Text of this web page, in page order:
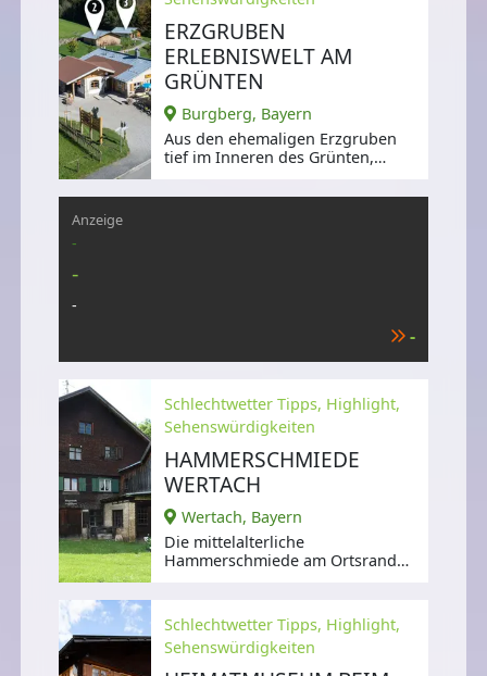
ERZGRUBEN
ERLEBNISWELT AM
GRÜNTEN
Burgberg, Bayern
Aus den ehemaligen Erzgruben
tief im Inneren des Grünten,
Allgäu,
Anzeige
-
-
-
-
Schlechtwetter Tipps, Highlight,
Sehenswürdigkeiten
HAMMERSCHMIEDE
WERTACH
Wertach, Bayern
Die mittelalterliche
Hammerschmiede am Ortsrand
Schlechtwetter Tipps, Highlight,
Sehenswürdigkeiten